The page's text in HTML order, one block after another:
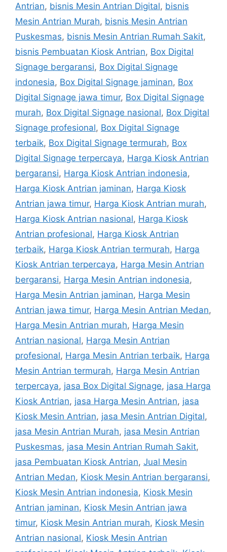
Antrian, bisnis Mesin Antrian Digital, bisnis
Mesin Antrian Murah, bisnis Mesin Antrian
Puskesmas, bisnis Mesin Antrian Rumah Sakit,
bisnis Pembuatan Kiosk Antrian, Box Digital
Signage bergaransi, Box Digital Signage
indonesia, Box Digital Signage jaminan, Box
Digital Signage jawa timur, Box Digital Signage
murah, Box Digital Signage nasional, Box Digital
Signage profesional, Box Digital Signage
terbaik, Box Digital Signage termurah, Box
Digital Signage terpercaya, Harga Kiosk Antrian
bergaransi, Harga Kiosk Antrian indonesia,
Harga Kiosk Antrian jaminan, Harga Kiosk
Antrian jawa timur, Harga Kiosk Antrian murah,
Harga Kiosk Antrian nasional, Harga Kiosk
Antrian profesional, Harga Kiosk Antrian
terbaik, Harga Kiosk Antrian termurah, Harga
Kiosk Antrian terpercaya, Harga Mesin Antrian
bergaransi, Harga Mesin Antrian indonesia,
Harga Mesin Antrian jaminan, Harga Mesin
Antrian jawa timur, Harga Mesin Antrian Medan,
Harga Mesin Antrian murah, Harga Mesin
Antrian nasional, Harga Mesin Antrian
profesional, Harga Mesin Antrian terbaik, Harga
Mesin Antrian termurah, Harga Mesin Antrian
terpercaya, jasa Box Digital Signage, jasa Harga
Kiosk Antrian, jasa Harga Mesin Antrian, jasa
Kiosk Mesin Antrian, jasa Mesin Antrian Digital,
jasa Mesin Antrian Murah, jasa Mesin Antrian
Puskesmas, jasa Mesin Antrian Rumah Sakit,
jasa Pembuatan Kiosk Antrian, Jual Mesin
Antrian Medan, Kiosk Mesin Antrian bergaransi,
Kiosk Mesin Antrian indonesia, Kiosk Mesin
Antrian jaminan, Kiosk Mesin Antrian jawa
timur, Kiosk Mesin Antrian murah, Kiosk Mesin
Antrian nasional, Kiosk Mesin Antrian